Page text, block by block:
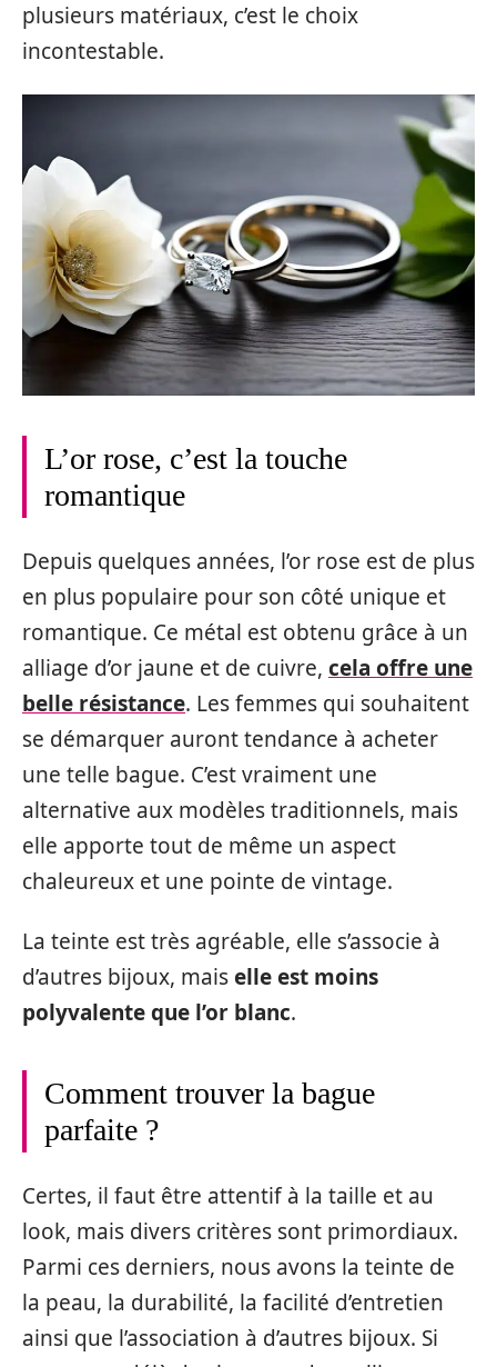
plusieurs matériaux, c’est le choix
incontestable.
L’or rose, c’est la touche
romantique
Depuis quelques années, l’or rose est de plus
en plus populaire pour son côté unique et
romantique. Ce métal est obtenu grâce à un
alliage d’or jaune et de cuivre, cela offre une
belle résistance. Les femmes qui souhaitent
se démarquer auront tendance à acheter
une telle bague. C’est vraiment une
alternative aux modèles traditionnels, mais
elle apporte tout de même un aspect
chaleureux et une pointe de vintage.
La teinte est très agréable, elle s’associe à
d’autres bijoux, maiselle est moins
polyvalente que l’or blanc.
Comment trouver la bague
parfaite ?
Certes, il faut être attentif à la taille et au
look, mais divers critères sont primordiaux.
Parmi ces derniers, nous avons la teinte de
la peau, la durabilité, la facilité d’entretien
ainsi que l’association à d’autres bijoux. Si